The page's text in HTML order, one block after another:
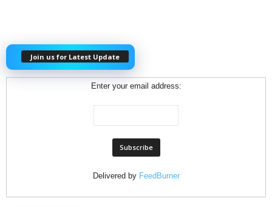
Join us for Latest Update
Enter your email address:
Delivered by FeedBurner